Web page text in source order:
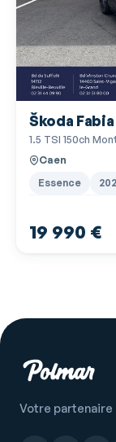
Porte-
Prise 12V
Prise USB
Radar de
Radar de
Radio
Régulateur
Rétroviseurs
Škoda Fabia
1.5 TSI 150ch
Caen
Essence
19 990 €
Votre partenaire